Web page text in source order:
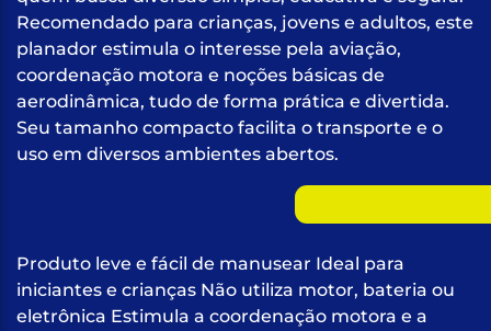
Recomendado para crianças, jovens e adultos, este
planador estimula o interesse pela aviação,
coordenação motora e noções básicas de
aerodinâmica, tudo de forma prática e divertida.
Seu tamanho compacto facilita o transporte e o
uso em diversos ambientes abertos.
Produto leve e fácil de manusear Ideal para
iniciantes e crianças Não utiliza motor, bateria ou
eletrônica Estimula a coordenação motora e a